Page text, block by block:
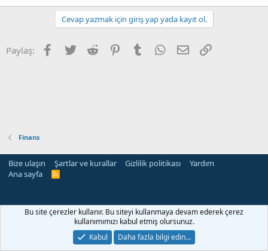
Cevap yazmak için giriş yap yada kayıt ol.
Paylaş: Facebook
Twitter Reddit PinterestTumblr WhatsApp
E-posta
Finans
Bize ulaşın Şartlar ve kurallar Gizlilik politikası
Yardım
Ana sayfa
R
Bu site çerezler kullanır. Bu siteyi kullanmaya devam ederek çerez
kullanımımızı kabul etmiş olursunuz.
Kabul
Daha fazla bilgi edin…